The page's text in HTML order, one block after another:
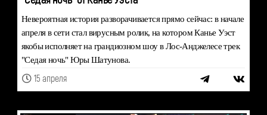
Невероятная история разворачивается прямо сейчас: в начале
апреля в сети стал вирусным ролик, на котором Канье Уэст
якобы исполняет на грандиозном шоу в Лос-Анджелесе трек
"Седая ночь" Юры Шатунова.
15 апреля